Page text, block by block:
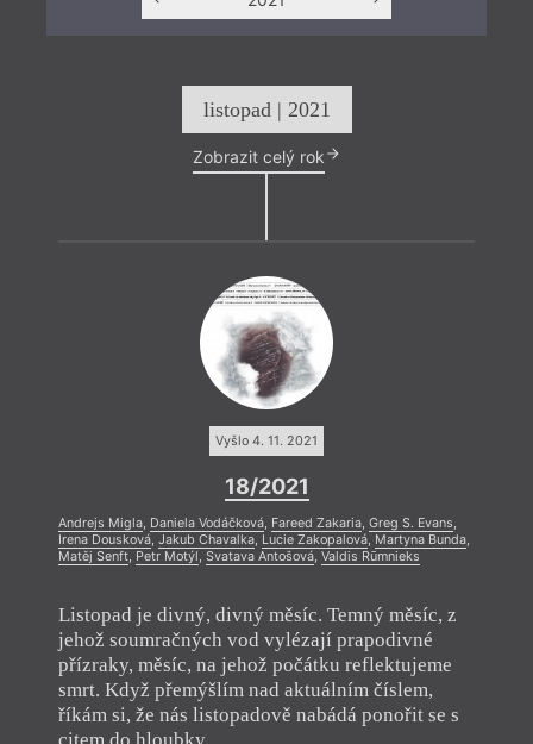
listopad | 2021
Zobrazit celý rok
Vyšlo 4. 11. 2021
18/2021
Andrejs Migla, Daniela Vodáčková, Fareed Zakaria, Greg S. Evans,
Irena Dousková, Jakub Chavalka, Lucie Zakopalová, Martyna Bunda,
Matěj Senft, Petr Motýl, Svatava Antošová, Valdis Rūmnieks
Listopad je divný, divný měsíc. Temný měsíc, z
jehož soumračných vod vylézají prapodivné
přízraky, měsíc, na jehož počátku reflektujeme
smrt. Když přemýšlím nad aktuálním číslem,
říkám si, že nás listopadově nabádá ponořit se s